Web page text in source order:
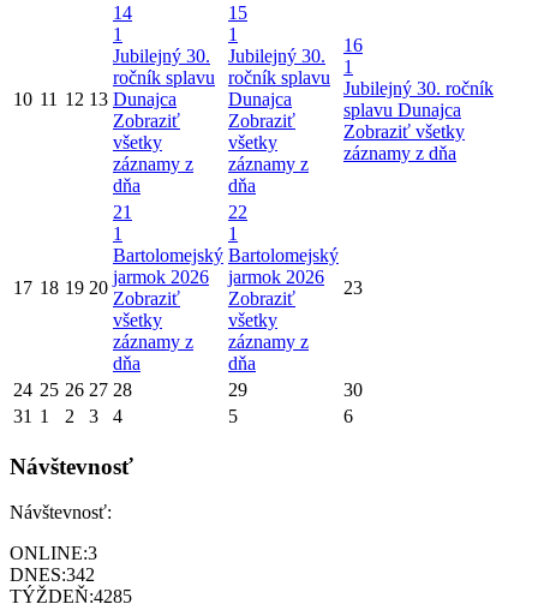
10 11 12 13
14
1
Jubilejný 30.
ročník splavu
Dunajca
Zobraziť
všetky
záznamy z
dňa
15
1
Jubilejný 30.
ročník splavu
Dunajca
Zobraziť
všetky
záznamy z
dňa
16
1
Jubilejný 30. ročník
splavu Dunajca
Zobraziť všetky
záznamy z dňa
17 18 19 20
21
1
Bartolomejský
jarmok 2026
Zobraziť
všetky
záznamy z
dňa
22
1
Bartolomejský
jarmok 2026
Zobraziť
všetky
záznamy z
dňa
23
24 25 26 27 28 29
30
31 1 2 3 4 5 6
Návštevnosť
Návštevnosť:
ONLINE:3
DNES:342
TÝŽDEŇ:4285